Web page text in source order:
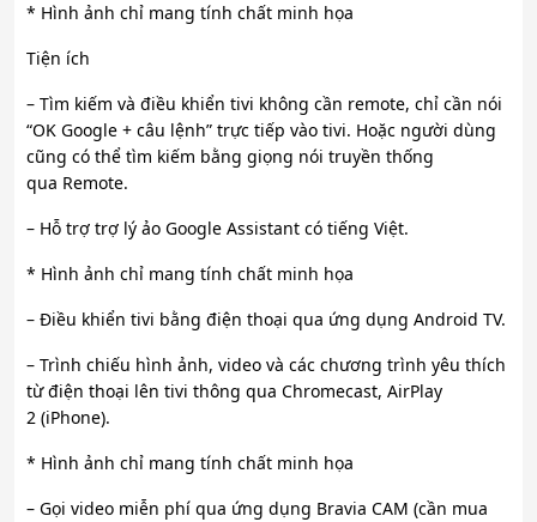
* Hình ảnh chỉ mang tính chất minh họa
Tiện ích
– Tìm kiếm và điều khiển tivi không cần remote, chỉ cần nói
“OK Google + câu lệnh” trực tiếp vào tivi. Hoặc người dùng
cũng có thể tìm kiếm bằng giọng nói truyền thống
qua Remote.
– Hỗ trợ trợ lý ảo Google Assistant có tiếng Việt.
* Hình ảnh chỉ mang tính chất minh họa
– Điều khiển tivi bằng điện thoại qua ứng dụng Android TV.
– Trình chiếu hình ảnh, video và các chương trình yêu thích
từ điện thoại lên tivi thông qua Chromecast, AirPlay
2 (iPhone).
* Hình ảnh chỉ mang tính chất minh họa
– Gọi video miễn phí qua ứng dụng Bravia CAM (cần mua